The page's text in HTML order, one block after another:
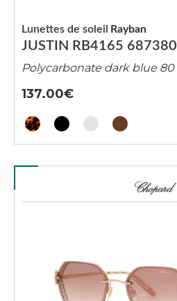
JUSTIN RB4165 687380
Lunettes de soleil Rayban
Polycarbonate dark blue 80
137.00